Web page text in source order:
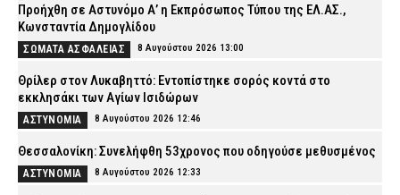
Προήχθη σε Αστυνόμο Α’ η Εκπρόσωπος Τύπου της ΕΛ.ΑΣ.,
Κωνσταντία Δημογλίδου
ΣΩΜΑΤΑ ΑΣΦΑΛΕΙΑΣ 8 Αυγούστου 2026 13:00
Θρίλερ στον Λυκαβηττό: Εντοπίστηκε σορός κοντά στο
εκκλησάκι των Αγίων Ισιδώρων
ΑΣΤΥΝΟΜΙΑ 8 Αυγούστου 2026 12:46
Θεσσαλονίκη: Συνελήφθη 53χρονος που οδηγούσε μεθυσμένος
ΑΣΤΥΝΟΜΙΑ 8 Αυγούστου 2026 12:33